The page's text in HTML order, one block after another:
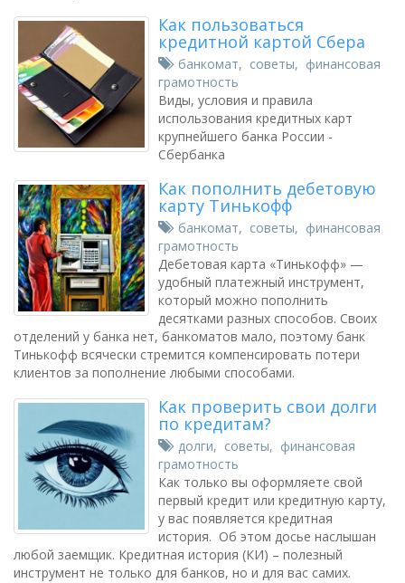
Как пользоваться
кредитной картой Сбера
банкомат, советы, финансовая
грамотность
Виды, условия и правила
использования кредитных карт
крупнейшего банка России -
Сбербанка
Как пополнить дебетовую
карту Тинькофф
банкомат, советы, финансовая
грамотность
Дебетовая карта «Тинькофф» —
удобный платежный инструмент,
который можно пополнить
десятками разных способов. Своих
отделений у банка нет, банкоматов мало, поэтому банк
Тинькофф всячески стремится компенсировать потери
клиентов за пополнение любыми способами.
Как проверить свои долги
по кредитам?
долги, советы, финансовая
грамотность
Как только вы оформляете свой
первый кредит или кредитную карту,
у вас появляется кредитная
история. Об этом досье наслышан
любой заемщик. Кредитная история (КИ) – полезный
инструмент не только для банков, но и для вас самих.